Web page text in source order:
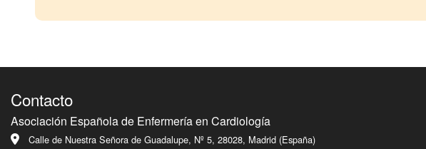
Contacto
Asociación Española de Enfermería en Cardiología
Calle de Nuestra Señora de Guadalupe, Nº 5, 28028, Madrid (España)